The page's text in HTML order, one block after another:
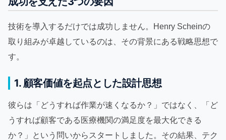
技術を導入するだけでは成功しません。Henry Scheinの
取り組みが卓越しているのは、その背景にある戦略思想で
す。
1. 顧客価値を起点とした設計思想
彼らは「どうすれば作業が速くなるか？」ではなく、「ど
うすれば顧客である医療機関の満足度を最大化できる
か？」という問いからスタートしました。その結果、テク